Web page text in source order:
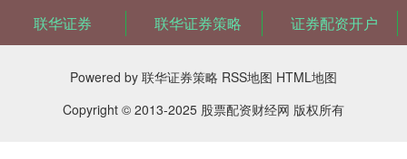
联华证券 联华证券策略 证券配资开户
Powered by 联华证券策略 RSS地图 HTML地图
Copyright © 2013-2025 股票配资财经网 版权所有